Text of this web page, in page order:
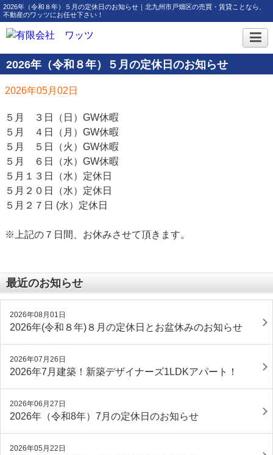
2026年（令和８年）５月の定休日のお知らせ｜北九州市戸畑区の売買・賃貸ことなら、
不動産のワッツにお任せ下さい！
2026年（令和８年）５月の定休日のお知らせ
2026年05月02日
５月 ３日（日）GW休暇
５月 ４日（月）GW休暇
５月 ５日（火）GW休暇
５月 ６日（水）GW休暇
５月１３日（水）定休日
５月２０日（水）定休日
５月２７日 (水）定休日
※上記の７日間、お休みさせて頂きます。
最近のお知らせ
2026年08月01日
2026年(令和８年)８月の定休日とお盆休みのお知らせ
2026年07月26日
2026年7月建築！新築デザイナーズ1LDKアパート！
2026年06月27日
2026年（令和8年）7月の定休日のお知らせ
2026年05月22日